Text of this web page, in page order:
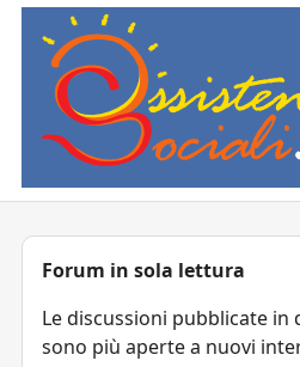
Forum in sola lettura
Le discussioni pubblicate in
sono più aperte a nuovi